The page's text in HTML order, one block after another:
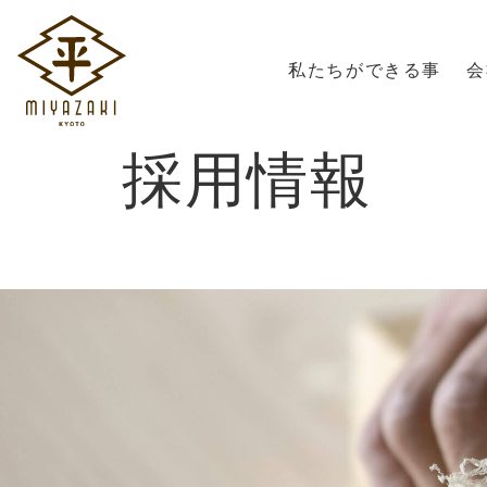
私たちができる事
採用情報